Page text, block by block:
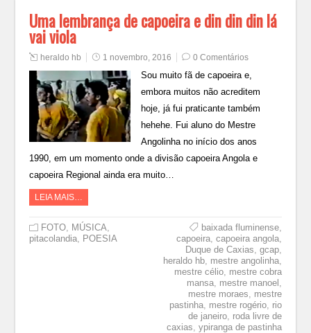
Uma lembrança de capoeira e din din din lá
vai viola
heraldo hb 1 novembro, 2016 0 Comentários
Sou muito fã de capoeira e,
embora muitos não acreditem
hoje, já fui praticante também
hehehe. Fui aluno do Mestre
Angolinha no início dos anos
1990, em um momento onde a divisão capoeira Angola e
capoeira Regional ainda era muito…
LEIA MAIS…
FOTO, MÚSICA,
pitacolandia, POESIA
baixada fluminense,
capoeira, capoeira angola,
Duque de Caxias, gcap,
heraldo hb, mestre angolinha,
mestre célio, mestre cobra
mansa, mestre manoel ,
mestre moraes, mestre
pastinha, mestre rogério, rio
de janeiro, roda livre de
caxias, ypiranga de pastinha